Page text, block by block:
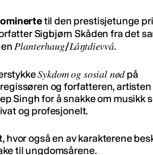
til den prestisjetunge
Sigbjørn Skåden fra det
Planterhaug/Láŋtdievvá.
Sykdom og sosial nødpå
og forfatteren,
Singh for å snakke om musikk
og profesjonelt.
hvor også en av karakterene
til ungdomsårene.